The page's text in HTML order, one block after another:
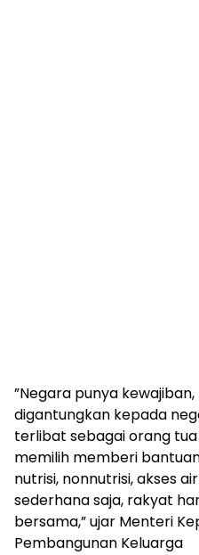
”Negara punya
digantungkan kepada
terlibat sebagai orang
memilih memberi
nutrisi, nonnutrisi, akses
sederhana saja, rakyat
bersama,” ujar Menteri
Pembangunan Keluarga